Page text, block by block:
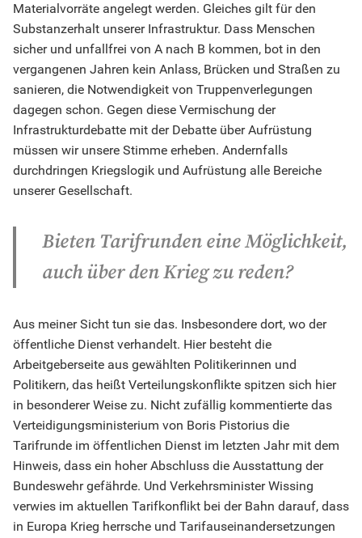
Materialvorräte angelegt werden. Gleiches gilt für den
Substanzerhalt unserer Infrastruktur. Dass Menschen
sicher und unfallfrei von A nach B kommen, bot in den
vergangenen Jahren kein Anlass, Brücken und Straßen zu
sanieren, die Notwendigkeit von Truppenverlegungen
dagegen schon. Gegen diese Vermischung der
Infrastrukturdebatte mit der Debatte über Aufrüstung
müssen wir unsere Stimme erheben. Andernfalls
durchdringen Kriegslogik und Aufrüstung alle Bereiche
unserer Gesellschaft.
Bieten Tarifrunden eine Möglichkeit,
auch über den Krieg zu reden?
Aus meiner Sicht tun sie das. Insbesondere dort, wo der
öffentliche Dienst verhandelt. Hier besteht die
Arbeitgeberseite aus gewählten Politikerinnen und
Politikern, das heißt Verteilungskonflikte spitzen sich hier
in besonderer Weise zu. Nicht zufällig kommentierte das
Verteidigungsministerium von Boris Pistorius die
Tarifrunde im öffentlichen Dienst im letzten Jahr mit dem
Hinweis, dass ein hoher Abschluss die Ausstattung der
Bundeswehr gefährde. Und Verkehrsminister Wissing
verwies im aktuellen Tarifkonflikt bei der Bahn darauf, dass
in Europa Krieg herrsche und Tarifauseinandersetzungen